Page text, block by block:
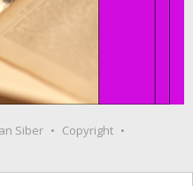
Siber
Copyright